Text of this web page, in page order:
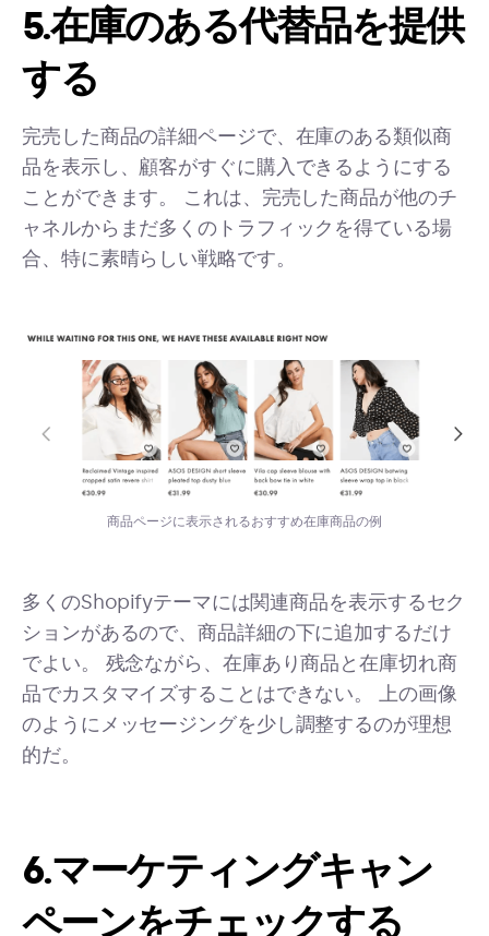
5.在庫のある代替品を提供
する
完売した商品の詳細ページで、在庫のある類似商
品を表示し、顧客がすぐに購入できるようにする
ことができます。 これは、完売した商品が他のチ
ャネルからまだ多くのトラフィックを得ている場
合、特に素晴らしい戦略です。
商品ページに表示されるおすすめ在庫商品の例
多くのShopifyテーマには関連商品を表示するセク
ションがあるので、商品詳細の下に追加するだけ
でよい。 残念ながら、在庫あり商品と在庫切れ商
品でカスタマイズすることはできない。 上の画像
のようにメッセージングを少し調整するのが理想
的だ。
6.マーケティングキャン
ペーンをチェックする